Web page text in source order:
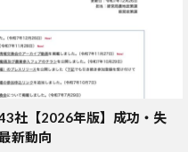
社【2026年版】成功・失
新動向